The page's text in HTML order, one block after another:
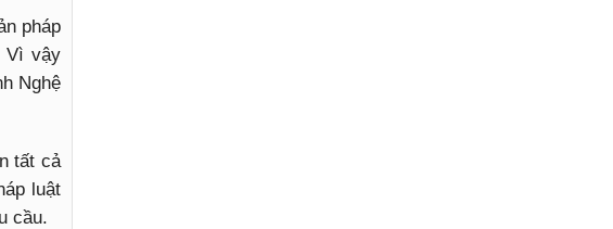
pháp
Vì vậy
Nghệ
tất cả
luật
cầu.